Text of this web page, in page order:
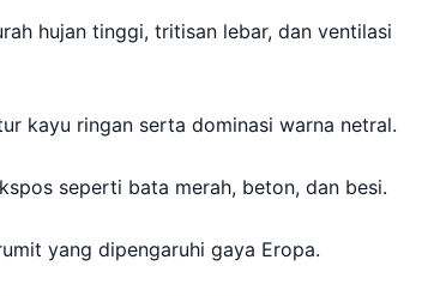
hujan tinggi, tritisan lebar, dan ventilasi
kayu ringan serta dominasi warna netral.
seperti bata merah, beton, dan besi.
yang dipengaruhi gaya Eropa.